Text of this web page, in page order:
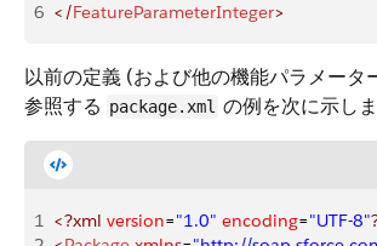
6 </FeatureParameterInteger>
以前の定義 (および他の機能パラメータ
参照する package.xml の例を次に示しま
1 <?xml version="1.0" encoding="UTF-8"